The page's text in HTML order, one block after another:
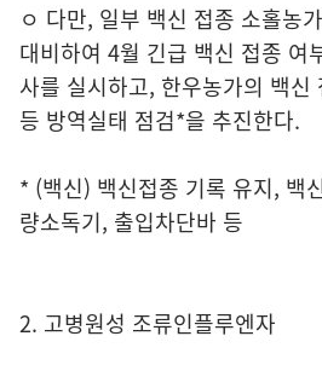
ㅇ 다만, 일부 백신 접종 소홀농
대비하여 4월 긴급 백신 접종 여
사를 실시하고, 한우농가의 백신
등 방역실태 점검*을 추진한다.
* (백신) 백신접종 기록 유지, 백
량소독기, 출입차단바 등
2. 고병원성 조류인플루엔자